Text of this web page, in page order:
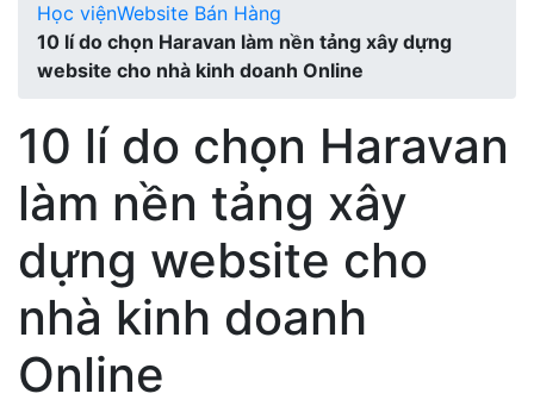
Học việnWebsite Bán Hàng
10 lí do chọn Haravan làm nền tảng xây dựng
website cho nhà kinh doanh Online
10 lí do chọn Haravan
làm nền tảng xây
dựng website cho
nhà kinh doanh
Online